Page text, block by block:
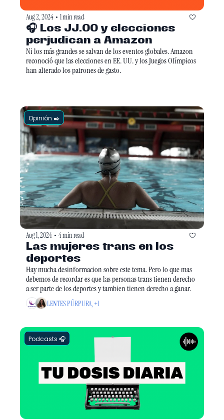
Aug 2, 2024 • 1 min read
🎧 Los JJ.OO y elecciones
perjudican a Amazon
Ni los más grandes se salvan de los eventos globales. Amazon
reconoció que las elecciones en EE. UU. y los Juegos Olímpicos
han alterado los patrones de gasto.
Opinión ✒️
Aug 1, 2024 • 4 min read
Las mujeres trans en los
deportes
Hay mucha desinformacion sobre este tema. Pero lo que mas
debemos de recordar es que las personas trans tienen derecho
a ser parte de los deportes y tambien tienen derecho a ganar.
LENTES PÚRPURA, +1
Podcasts 🎧